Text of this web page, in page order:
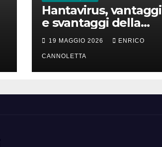
Hantavirus, vantaggi
e svantaggi della
lunga incubazione
19 MAGGIO 2026 ENRICO
CANNOLETTA